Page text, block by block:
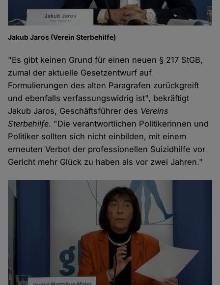
Jakub Jaros (Verein Sterbehilfe)
"Es gibt keinen Grund für einen neuen § 217 StGB,
zumal der aktuelle Gesetzentwurf auf
Formulierungen des alten Paragrafen zurückgreift
und ebenfalls verfassungswidrig ist", bekräftigt
Jakub Jaros, Geschäftsführer des Vereins
Sterbehilfe. "Die verantwortlichen Politikerinnen und
Politiker sollten sich nicht einbilden, mit einem
erneuten Verbot der professionellen Suizidhilfe vor
Gericht mehr Glück zu haben als vor zwei Jahren."